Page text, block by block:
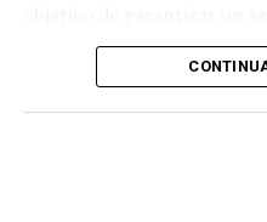
los usuarios.